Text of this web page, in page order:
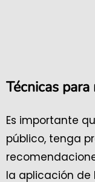
Técnicas
Es importante
público, tenga
la aplicación de